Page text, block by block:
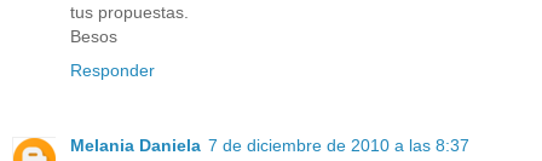
tus propuestas.
Besos
Responder
Melania Daniela 7 de diciembre de 2010 a las 8:37